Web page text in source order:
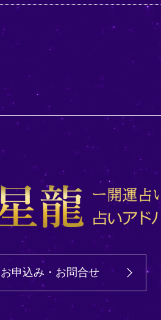
お申込み・お問合せ